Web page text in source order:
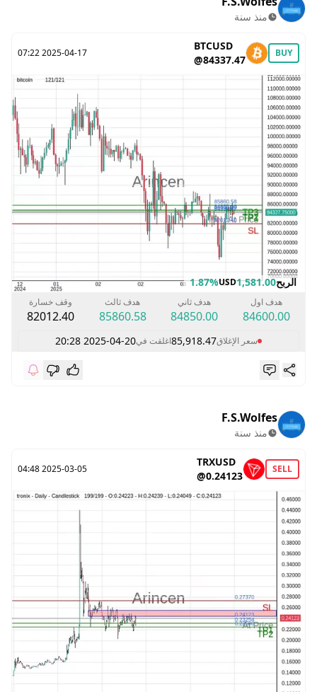
منذ سنة
BUY
BTCUSD
@84337.47
2025-04-17 07:22
الربح1,581.00
USD
1.87%
هدف اول
84600.00
هدف ثاني
84850.00
هدف ثالث
85860.58
وقف خسارة
82012.40
سعر الإغلاق85,918.47اغلقت في2025-04-20 20:28
F.S.Wolfes
منذ سنة
SELL
TRXUSD
@0.24123
2025-03-05 04:48